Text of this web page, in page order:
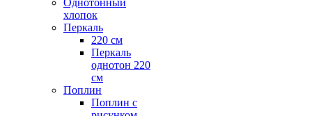
Однотонный
хлопок
Перкаль
220 см
Перкаль
однотон 220
см
Поплин
Поплин с